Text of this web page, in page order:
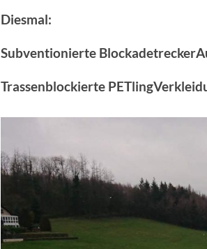
Diesmal:
Subventionierte
Trassenblockierte